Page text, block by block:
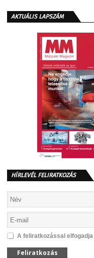
AKTUÁLIS LAPSZÁM
HÍRLEVÉL FELIRATKOZÁS
A feliratkozással elfogadja
Feliratkozás